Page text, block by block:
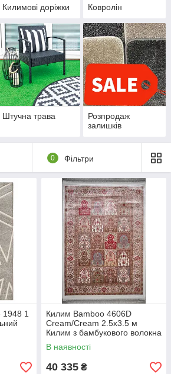
Килимові доріжки Ковролін
Штучна трава
Розпродаж
залишків
0 Фільтри
1948 1
Килим Bamboo 4606D
Cream/Cream 2.5х3.5 м
Килим з бамбукового волокна
Килим з візерунком
В наявності
40 335 ₴